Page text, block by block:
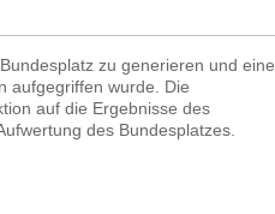
zu generieren und eine
aufgegriffen wurde. Die
auf die Ergebnisse des
des Bundesplatzes.